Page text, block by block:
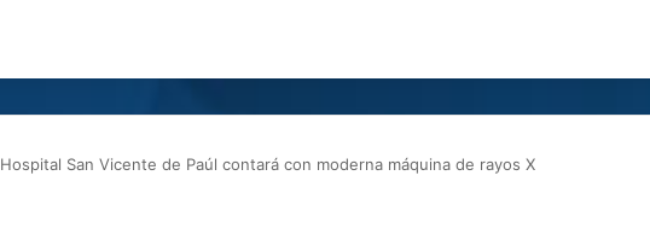
Hospital San Vicente de Paúl contará con moderna máquina de rayos X